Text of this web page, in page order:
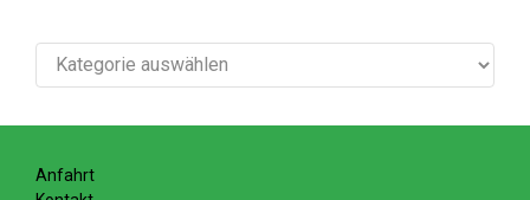
Berichte
Anfahrt